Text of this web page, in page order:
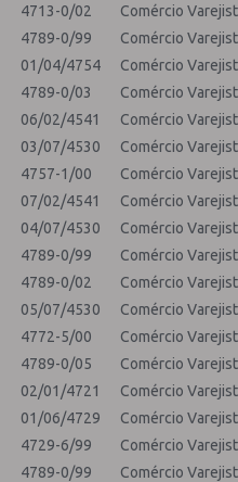
4713-0/02
Comércio
4789-0/99
Comércio
01/04/4754
Comércio
4789-0/03
Comércio
06/02/4541
Comércio
03/07/4530
Comércio
4757-1/00
Comércio
07/02/4541
Comércio
04/07/4530
Comércio
4789-0/99
Comércio
4789-0/02
Comércio
05/07/4530
Comércio
4772-5/00
Comércio
4789-0/05
Comércio
02/01/4721
Comércio
01/06/4729
Comércio
4729-6/99
Comércio
4789-0/99
Comércio